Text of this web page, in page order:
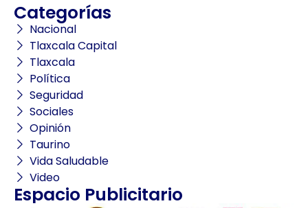
Categorías
Nacional
Tlaxcala Capital
Tlaxcala
Política
Seguridad
Sociales
Opinión
Taurino
Vida Saludable
Video
Espacio Publicitario